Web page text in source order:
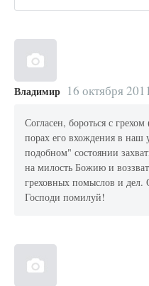
Владимир 16 октября
Согласен, бороться с
порах его вхождения в наш
подобном" состоянии
на милость Божию и
греховных помыслов и дел.
Господи помилуй!